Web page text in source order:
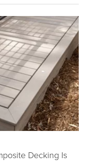
Decking Is